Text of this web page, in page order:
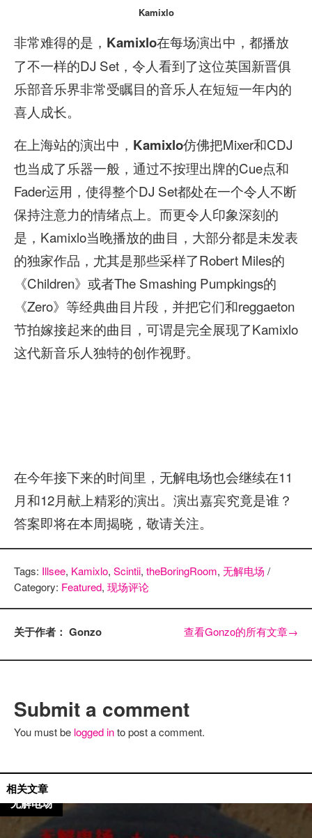
Kamixlo
非常难得的是， Kamixlo在每场演出中，都播放
了不一样的DJ Set，令人看到了这位英国新晋俱
乐部音乐界非常受瞩目的音乐人在短短一年内的
喜人成长。
在上海站的演出中， Kamixlo仿佛把Mixer和CDJ
也当成了乐器一般，通过不按理出牌的Cue点和
Fader运用，使得整个DJ Set都处在一个令人不断
保持注意力的情绪点上。而更令人印象深刻的
是，Kamixlo当晚播放的曲目，大部分都是未发表
的独家作品，尤其是那些采样了Robert Miles的
《Children》或者The Smashing Pumpkings的
《Zero》等经典曲目片段，并把它们和reggaeton
节拍嫁接起来的曲目，可谓是完全展现了Kamixlo
这代新音乐人独特的创作视野。
在今年接下来的时间里，无解电场也会继续在11
月和12月献上精彩的演出。演出嘉宾究竟是谁？
答案即将在本周揭晓，敬请关注。
Tags: Illsee, Kamixlo, Scintii, theBoringRoom, 无解电场 /
Category: Featured, 现场评论
关于作者： Gonzo 查看Gonzo的所有文章→
Submit a comment
You must be logged into post a comment.
相关文章
国外艺人
无解电场